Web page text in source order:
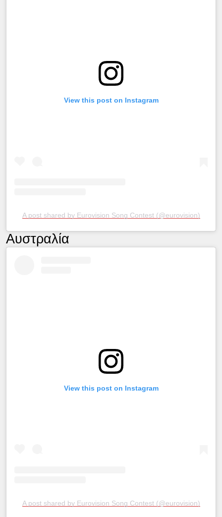
View this post on Instagram
A post shared by Eurovision Song Contest (@eurovision)
Αυστραλία
View this post on Instagram
A post shared by Eurovision Song Contest (@eurovision)